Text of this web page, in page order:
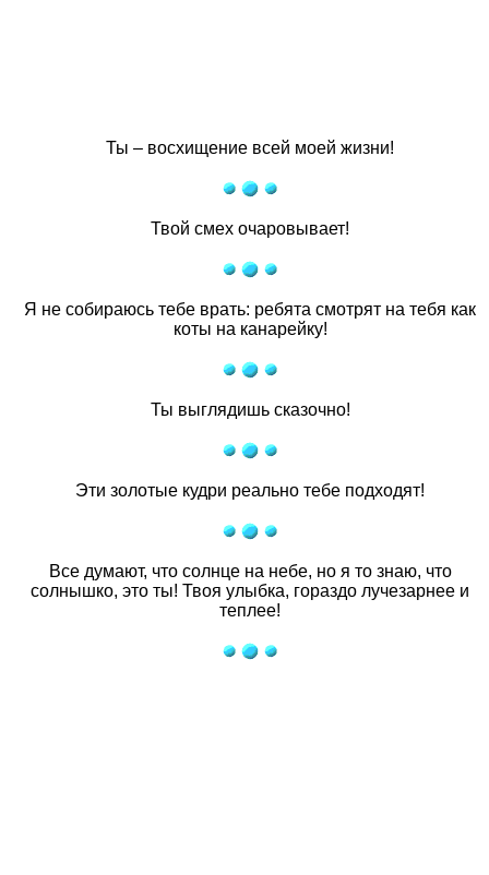
Ты – восхищение всей моей жизни!
Твой смех очаровывает!
Я не собираюсь тебе врать: ребята смотрят на тебя как
коты на канарейку!
Ты выглядишь сказочно!
Эти золотые кудри реально тебе подходят!
Все думают, что солнце на небе, но я то знаю, что
солнышко, это ты! Твоя улыбка, гораздо лучезарнее и
теплее!